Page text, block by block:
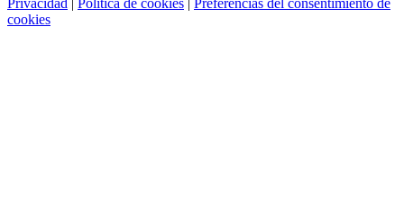
Privacidad | Política de cookies | Preferencias del consentimiento de
cookies